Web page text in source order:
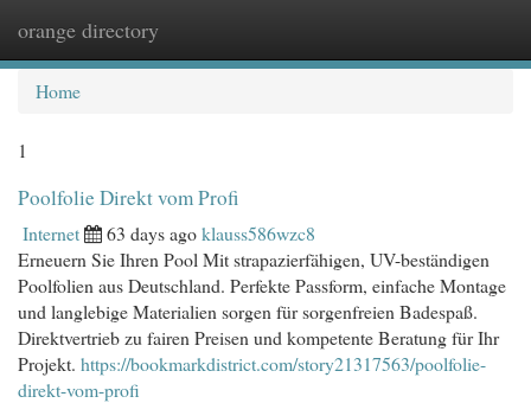
orange directory
Home
1
Poolfolie Direkt vom Profi
Internet 63 days agoklauss586wzc8
Erneuern Sie Ihren Pool Mit strapazierfähigen, UV-beständigen
Poolfolien aus Deutschland. Perfekte Passform, einfache Montage
und langlebige Materialien sorgen für sorgenfreien Badespaß.
Direktvertrieb zu fairen Preisen und kompetente Beratung für Ihr
Projekt. https://bookmarkdistrict.com/story21317563/poolfolie-
direkt-vom-profi